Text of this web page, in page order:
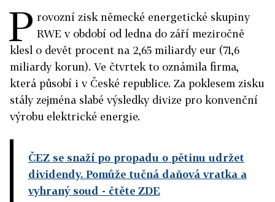
P rovozní zisk německé energetické skupiny
RWE v období od ledna do září meziročně
klesl o devět procent na 2,65 miliardy eur (71,6
miliardy korun). Ve čtvrtek to oznámila firma,
která působí i v České republice. Za poklesem zisku
stály zejména slabé výsledky divize pro konvenční
výrobu elektrické energie.
ČEZ se snaží po propadu o pětinu udržet
dividendy. Pomůže tučná daňová vratka a
vyhraný soud - čtěte ZDE